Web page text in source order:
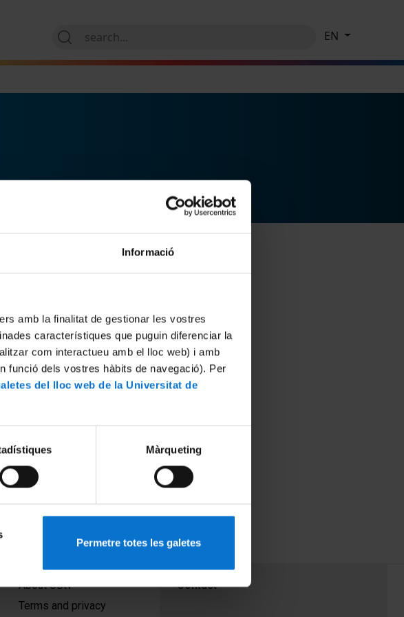
Informació
amb la finalitat de gestionar les vostres
característiques que puguin diferenciar la
com interactueu amb el lloc web) i amb
funció dels vostres hàbits de navegació). Per
del lloc web de la Universitat de
Màrqueting
Permetre totes les galetes
EN
de presentació de la pàgina
de Recerca en Cultures
de la Universitat de Barcelona
About UBtv
Terms and privacy
Contact